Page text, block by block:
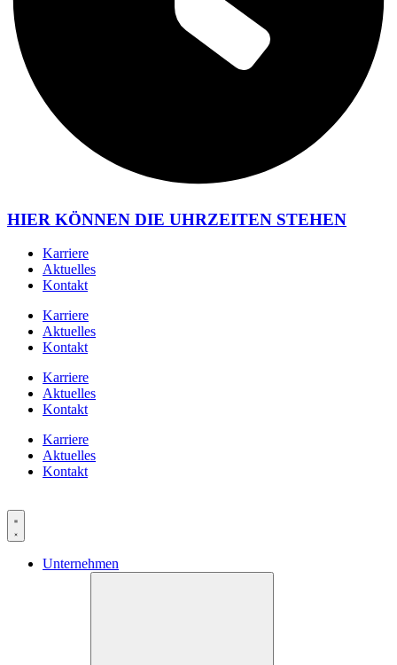
HIER KÖNNEN DIE UHRZEITEN STEHEN
Karriere
Aktuelles
Kontakt
Karriere
Aktuelles
Kontakt
Karriere
Aktuelles
Kontakt
Karriere
Aktuelles
Kontakt
Unternehmen